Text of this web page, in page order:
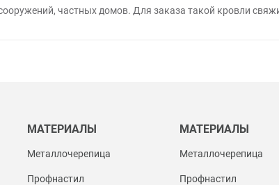
частных домов. Для заказа такой кровли
МАТЕРИАЛЫ
Металлочерепица
Профнастил
МАТЕРИАЛЫ
Металлочерепица
Профнастил